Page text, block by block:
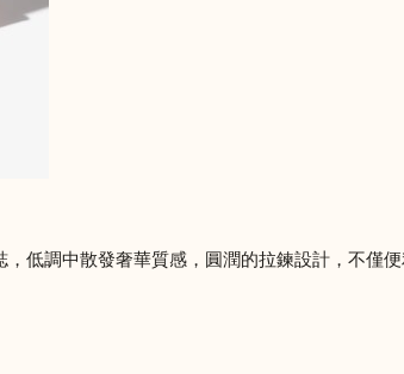
低調中散發奢華質感，圓潤的拉鍊設計，不僅